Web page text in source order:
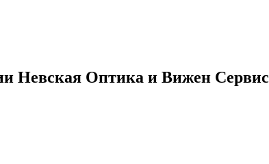
Невская Оптика и Вижен Сервис